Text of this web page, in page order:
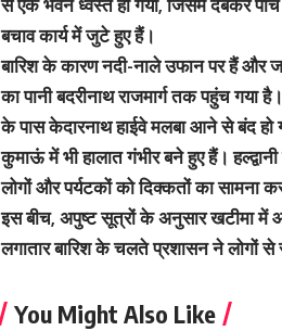
से एक भवन ध्वस्त हो गया, जिसमें दबकर
बचाव कार्य में जुटे हुए हैं।
बारिश के कारणनदी-नाले उफान परहैं और
का पानी बदरीनाथ राजमार्ग तक पहुंच गयाहै।
के पास केदारनाथ हाईवे मलबा आने से बंद हो
कुमाऊं में भी हालात गंभीर बने हुए हैं।
लोगों और पर्यटकों को दिक्कतों का सामना
इस बीच, अपुष्ट सूत्रों के अनुसार खटीमा में
लगातार बारिश के चलते प्रशासन ने लोगों
You Might Also Like